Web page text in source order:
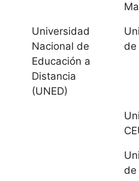
León
Católica
Universidad
Nacional de
Educación a
Distancia
(UNED)
de
de